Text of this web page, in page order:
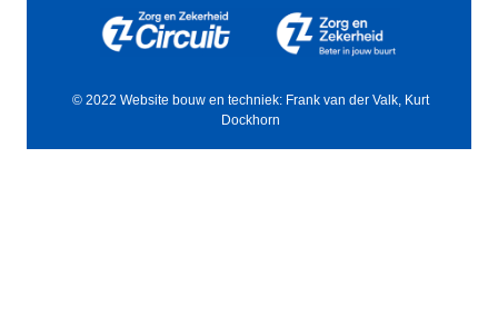
© 2022 Website bouw en techniek: Frank van der Valk, Kurt
Dockhorn